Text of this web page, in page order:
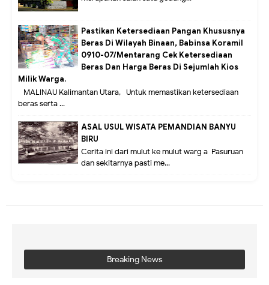
Pastikan Ketersediaan Pangan Khususnya
Beras Di Wilayah Binaan, Babinsa Koramil
0910-07/Mentarang Cek Ketersediaan
Beras Dan Harga Beras Di Sejumlah Kios
Milik Warga.
MALINAU Kalimantan Utara,- Untuk memastikan ketersediaan
beras serta ...
ASAL USUL WISATA PEMANDIAN BANYU
BIRU
Cerita ini dari mulut ke mulut warg a Pasuruan
dan sekitarnya pasti me...
Breaking News